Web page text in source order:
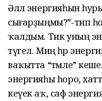
Әллә энергияһын
сығарҙыңмы?”-тип
ҡалдым. Тик уның
түгел. Миңә һәр
ваҡытта “тәмле”
энергияһы һоро,
кеүек аҡ, саф